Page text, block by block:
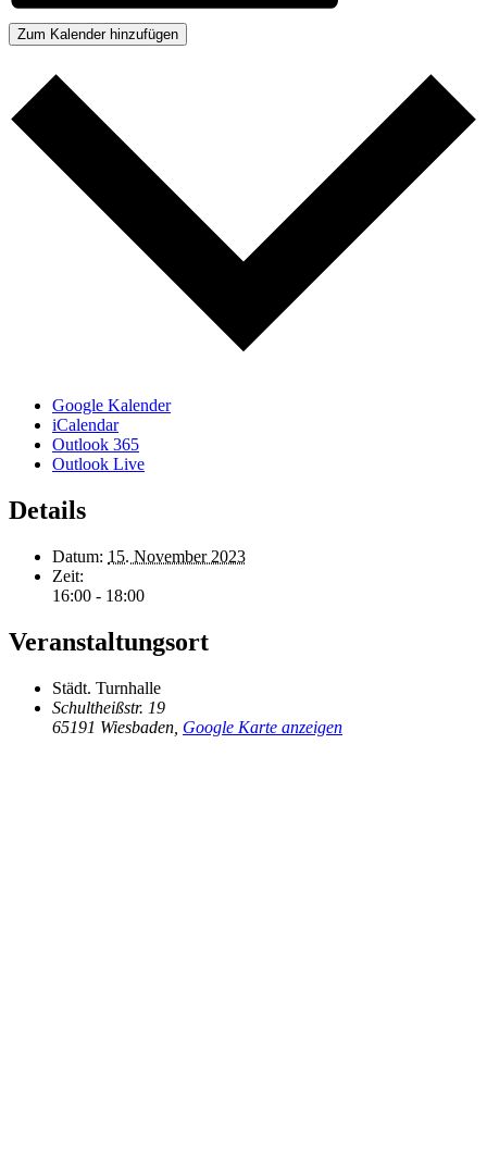
Zum Kalender hinzufügen
Google Kalender
iCalendar
Outlook 365
Outlook Live
Details
Datum: 15. November 2023
Zeit:
16:00 - 18:00
Veranstaltungsort
Städt. Turnhalle
Schultheißstr. 19
65191 Wiesbaden Google Karte anzeigen